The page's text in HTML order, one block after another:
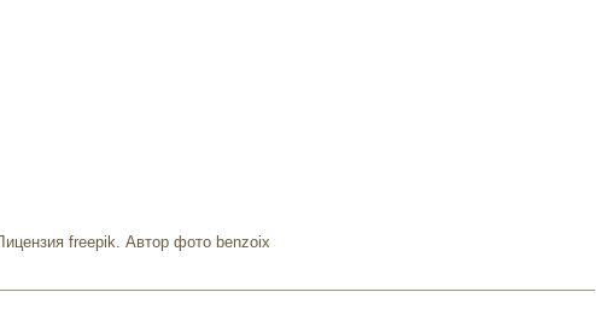
freepik. Автор фото benzoix